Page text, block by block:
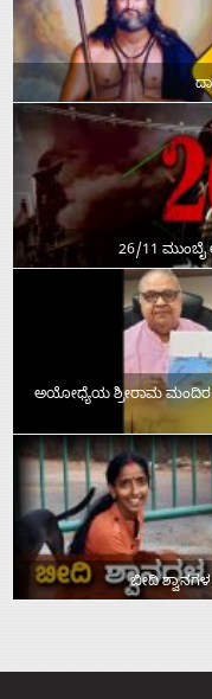
26/11
ಅಯೋಧ್ಯೆಯ ಶ್ರೀರಾಮ ಮಂದಿರ
ಬೀದಿ